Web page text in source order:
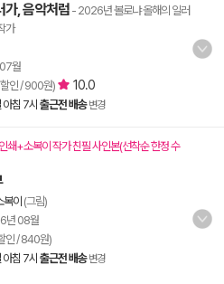
가, 음악처럼 - 2026년 볼로냐 올해의 일러
가
월
인 / 900원) 10.0
아침 7시 출근전 배송 변경
쇄+소복이 작가 친필 사인본(선착순 한정 수
복이 (그림)
년 08월
인 / 840원)
아침 7시 출근전 배송 변경